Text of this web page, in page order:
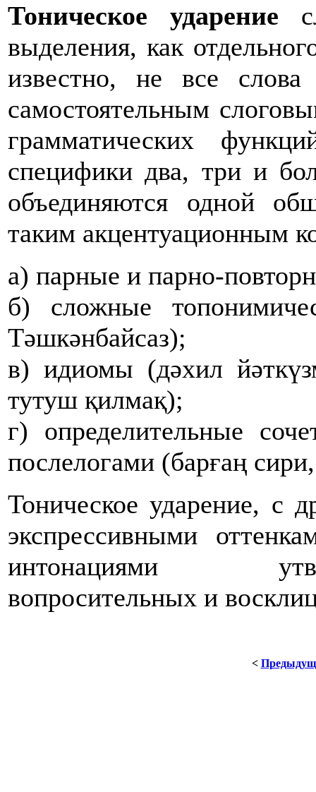
Тоническое ударение
выделения, как
известно, не все
самостоятельным
грамматических
специфики два, три и
объединяются одной
таким акцентуационным
а) парные и парно-
б) сложные
Тәшкәнбайсаз);
в) идиомы (дәхил
тутуш қилмақ);
г) определительные
послелогами (барғаң
Тоническое ударение, с
экспрессивными
интонациями
вопросительных и
<